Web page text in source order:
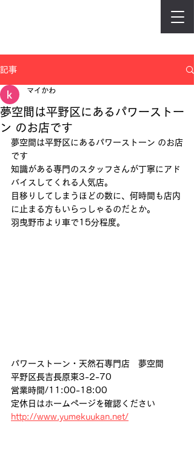
記事
夢空間は平野区にあるパワーストー
ン のお店です
マイかわ
夢空間は平野区にあるパワーストーン のお店
です
知識がある専門のスタッフさんが丁寧にアド
バイスしてくれる人気店。
目移りしてしまうほどの数に、何時間も店内
に止まる方もいらっしゃるのだとか。
羽曳野市より車で15分程度。
パワーストーン・天然石専門店　夢空間
平野区長吉長原東3-2-70
営業時間/11:00-18:00
定休日はホームページを確認ください
http://www.yumekuukan.net/